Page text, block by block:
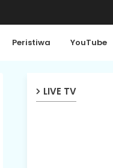
Peristiwa YouTube
LIVE TV